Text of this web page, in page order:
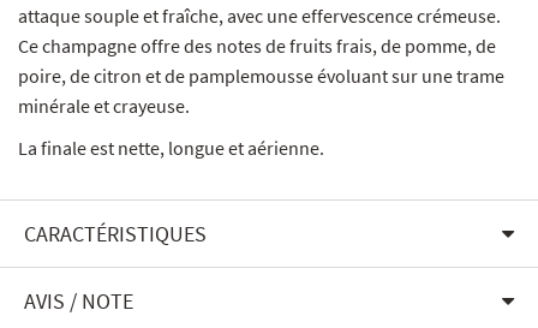
attaque souple et fraîche, avec une effervescence crémeuse.
Ce champagne offre des notes de fruits frais, de pomme, de
poire, de citron et de pamplemousse évoluant sur une trame
minérale et crayeuse.
La finale est nette, longue et aérienne.
CARACTÉRISTIQUES
AVIS / NOTE